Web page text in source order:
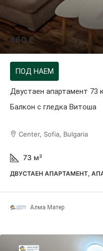
660 €
ПОД НАЕМ
Двустаен апартамент 73
Балкон с гледка Витоша
Center, Sofia, Bulgaria
73 м²
ДВУСТАЕН АПАРТАМЕНТ,
Алма Матер